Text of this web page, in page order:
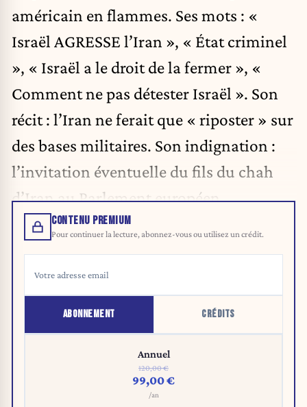
américain en flammes. Ses mots : «
Israël AGRESSE l’Iran », « État criminel
», « Israël a le droit de la fermer », «
Comment ne pas détester Israël ». Son
récit : l’Iran ne ferait que « riposter » sur
des bases militaires. Son indignation :
l’invitation éventuelle du fils du chah
d’Iran au Parlement européen.
CONTENU PREMIUM
Pour continuer la lecture, abonnez-vous ou utilisez un crédit.
ABONNEMENT CRÉDITS
Annuel
120,00 €
99,00 €
/an